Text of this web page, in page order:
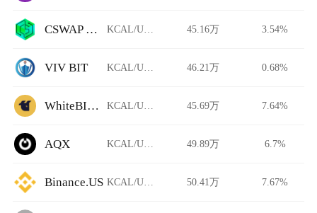
CSWAP DEX KCAL/USDT 45.16万 3.54%
VIV BIT KCAL/USDT 46.21万 0.68%
WhiteBIT Futures KCAL/USDT 45.69万 7.64%
AQX KCAL/USDT 49.89万 6.7%
Binance.US KCAL/USDT 50.41万 7.67%